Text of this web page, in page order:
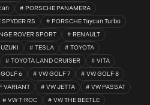
PORSCHE PANAMERA
RS
PORSCHE Taycan Turbo
ROVER SPORT
RENAULT
TESLA
TOYOTA
TOYOTA LAND CRUISER
VITA
6 VW GOLF 7
VW GOLF 8
VARIANT VW JETTA
VW PASSAT
VW T-ROC
VW THE BEETLE